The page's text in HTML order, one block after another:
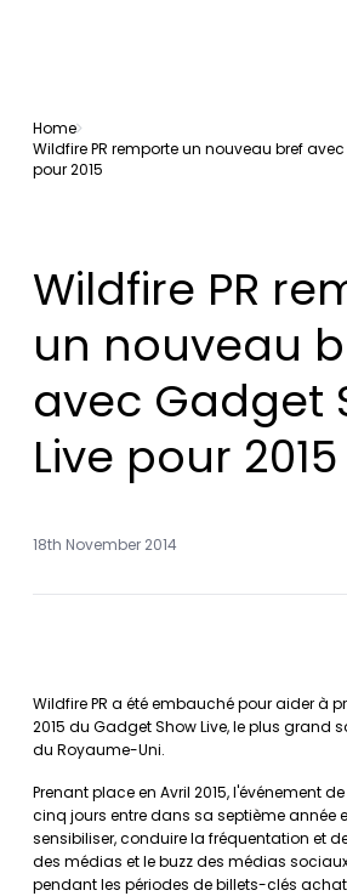
Home
Wildfire PR remporte un nouveau bref
pour 2015
Wildfire PR
un nouveau
avec Gadget
Live pour 2015
18th November 2014
Wildfire PR a été embauché pour aider à
2015 du Gadget Show Live, le plus grand
du Royaume-Uni.
Prenant place en Avril 2015, l'événement
cinq jours entre dans sa septième année
sensibiliser, conduire la fréquentation et
des médias et le buzz des médias
pendant les périodes de billets-clés